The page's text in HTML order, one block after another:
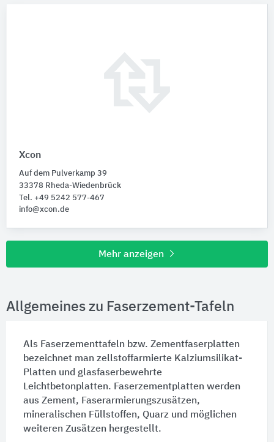
Xcon
Auf dem Pulverkamp 39
33378 Rheda-Wiedenbrück
Tel. +49 5242 577-467
info@xcon.de
Mehr anzeigen
Allgemeines zu Faserzement-Tafeln
Als Faserzementtafeln bzw. Zementfaserplatten
bezeichnet man zellstoffarmierte Kalziumsilikat-
Platten und glasfaserbewehrte
Leichtbetonplatten. Faserzementplatten werden
aus Zement, Faserarmierungszusätzen,
mineralischen Füllstoffen, Quarz und möglichen
weiteren Zusätzen hergestellt.